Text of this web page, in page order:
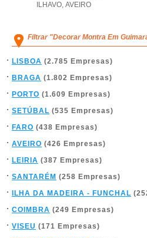
ILHAVO, AVEIRO
Filtrar "Decorar Montra Em
LISBOA (2.785 Empresas)
BRAGA (1.802 Empresas)
PORTO (1.609 Empresas)
SETÚBAL (535 Empresas)
FARO (438 Empresas)
AVEIRO (426 Empresas)
LEIRIA (387 Empresas)
SANTARÉM (258 Empresas)
ILHA DA MADEIRA - FUNCHAL
COIMBRA (249 Empresas)
VISEU (171 Empresas)